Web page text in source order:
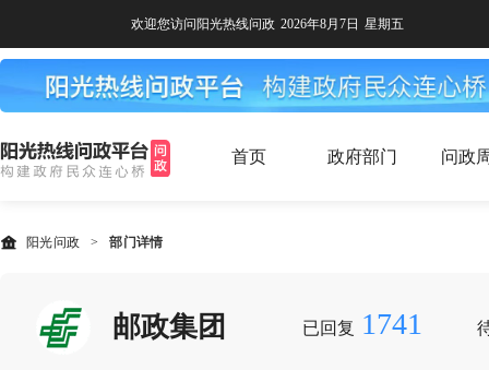
欢迎您访问阳光热线问政 2026年8月7日 星期五
首页 政府部门 问政
阳光问政 > 部门详情
邮政集团 已回复 1741